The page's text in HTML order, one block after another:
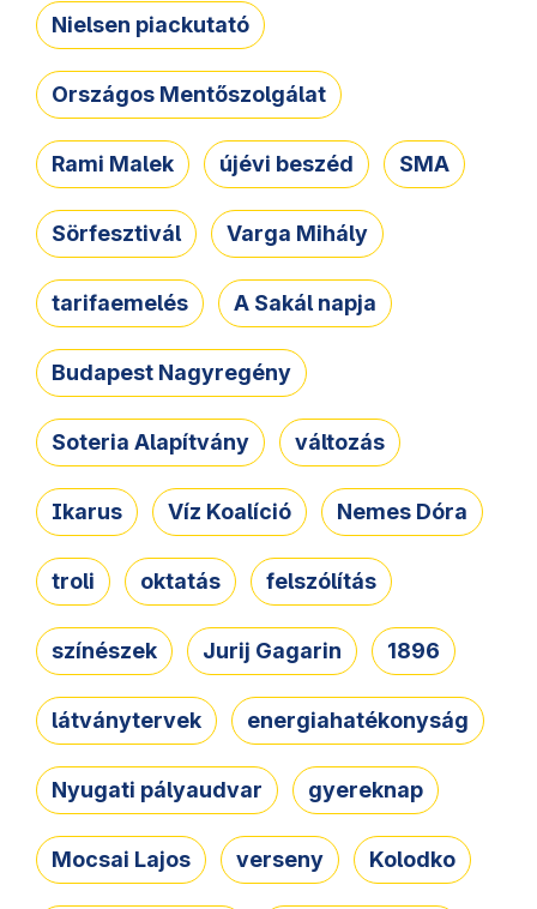
Nielsen piackutató
Országos Mentőszolgálat
Rami Malek újévi beszéd SMA
Sörfesztivál Varga Mihály
tarifaemelés A Sakál napja
Budapest Nagyregény
Soteria Alapítvány változás
Ikarus Víz Koalíció Nemes Dóra
troli oktatás felszólítás
színészek Jurij Gagarin 1896
látványtervek energiahatékonyság
Nyugati pályaudvar gyereknap
Mocsai Lajos verseny Kolodko